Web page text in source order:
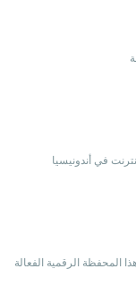
في أندونيسيا
المحفظة الرقمية الفعالة